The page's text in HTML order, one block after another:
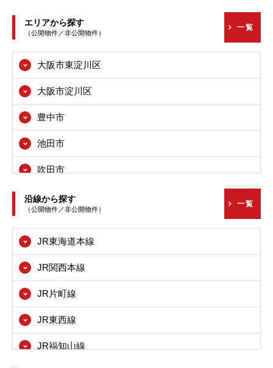
エリアから探す
（公開物件／非公開物件）
一覧
大阪市東淀川区
大阪市淀川区
豊中市
池田市
吹田市
高槻市
茨木市
八尾市
寝屋川市
箕面市
東大阪市
沿線から探す
（公開物件／非公開物件）
一覧
JR東海道本線
JR関西本線
JR片町線
JR東西線
JR福知山線